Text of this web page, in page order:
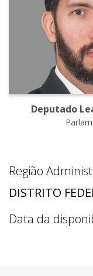
Deputado
Região
DISTRITO
Data da